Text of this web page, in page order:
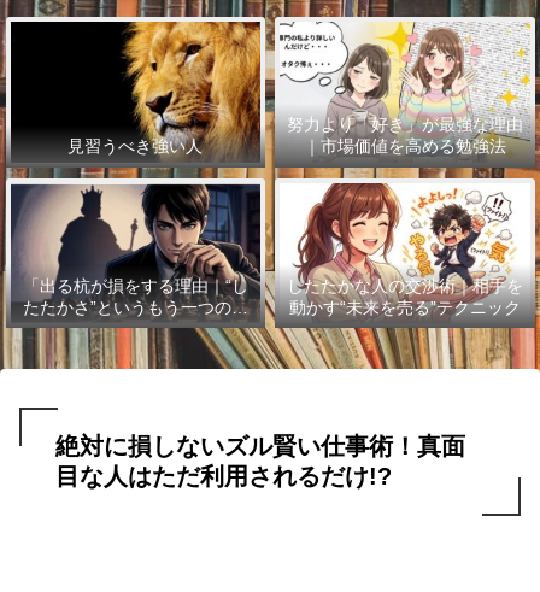
見習うべき強い人
努力より「好き」が最強な理由
｜市場価値を高める勉強法
「出る杭が損をする理由｜“し
たたかさ”というもう一つの武
器」
したたかな人の交渉術｜相手を
動かす“未来を売る”テクニック
絶対に損しないズル賢い仕事術！真面
目な人はただ利用されるだけ!?